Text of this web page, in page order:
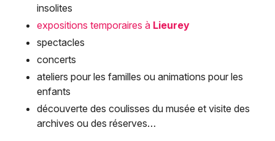
insolites
expositions temporaires à Lieurey
spectacles
concerts
ateliers pour les familles ou animations pour les
enfants
découverte des coulisses du musée et visite des
archives ou des réserves…